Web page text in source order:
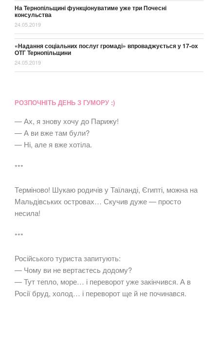
На Тернопільщині функціонуватиме уже три Почесні
консульства
24.05.2019
«Надання соціальних послуг громаді» впроваджується у 17-ох
ОТГ Тернопільщини
24.05.2019
РОЗПОЧНІТЬ ДЕНЬ З ГУМОРУ :)
— Ах, я знову хочу до Парижу!
— А ви вже там були?
— Ні, але я вже хотіла.
***
Терміново! Шукаю родичів у Таїланді, Єгипті, можна на
Мальдівських островах… Скучив дуже — просто
несила!
***
Російського туриста запитують:
— Чому ви не вертаєтесь додому?
— Тут тепло, море… і переворот уже закінчився. А в
Росії бруд, холод… і переворот ще й не починався.